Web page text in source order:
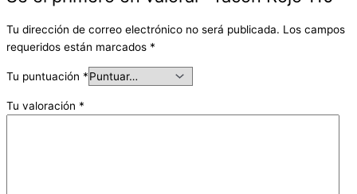
Tu dirección de correo electrónico no será publicada. Los campos
requeridos están marcados *
Tu puntuación *
Tu valoración *